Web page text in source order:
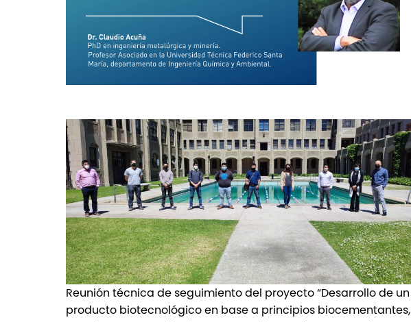
Reunión técnica de seguimiento del proyecto “Desarrollo de un
producto biotecnológico en base a principios biocementantes,